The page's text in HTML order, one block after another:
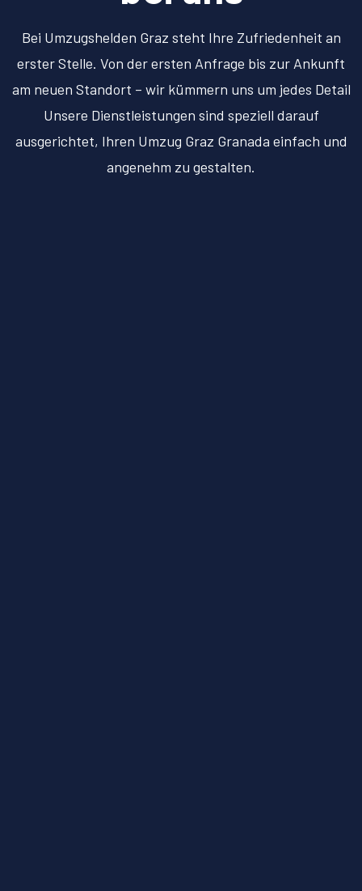
Bei Umzugshelden Graz steht Ihre Zufriedenheit an
erster Stelle. Von der ersten Anfrage bis zur Ankunft
am neuen Standort – wir kümmern uns um jedes Detail
Unsere Dienstleistungen sind speziell darauf
ausgerichtet, Ihren Umzug Graz Granada einfach und
angenehm zu gestalten.